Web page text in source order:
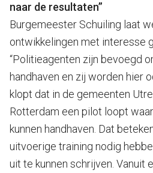
naar de resultaten”
Burgemeester Schuiling laat
ontwikkelingen met interesse
“Politieagenten zijn bevoegd
handhaven en zij worden hier
klopt dat in de gemeenten
Rotterdam een pilot loopt
kunnen handhaven. Dat
uitvoerige training nodig
uit te kunnen schrijven. Vanuit